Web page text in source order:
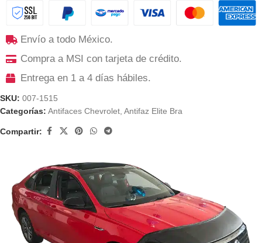
Envío a todo México.
Compra a MSI con tarjeta de crédito.
Entrega en 1 a 4 días hábiles.
SKU: 007-1515
Categorías: Antifaces Chevrolet, Antifaz Elite Bra
Compartir: